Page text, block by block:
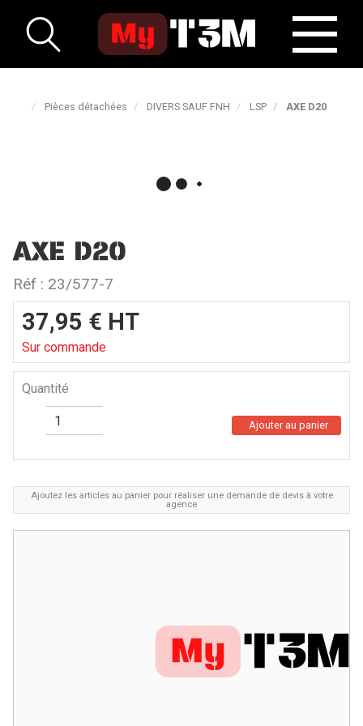
Pièces détachées DIVERS SAUF FNH LSP AXE D20
AXE D20
Réf : 23/577-7
Ajoutez les articles au panier pour réaliser une demande de devis à votre
agence
37,95 € HT
Sur commande
Quantité
Ajouter au panier